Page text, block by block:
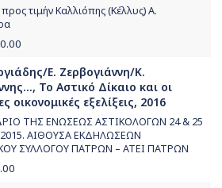
τιμήν Καλλιόπης (Κέλλυς) Α.
Ε. Ζερβογιάννη/Κ.
Το Αστικό Δίκαιο και οι
οικονομικές εξελίξεις, 2016
ΤΗΣ ΕΝΩΣΕΩΣ ΑΣΤΙΚΟΛΟΓΩΝ 24 & 25
ΑΙΘΟΥΣΑ ΕΚΔΗΛΩΣΕΩΝ
ΣΥΛΛΟΓΟΥ ΠΑΤΡΩΝ – ΑΤΕΙ ΠΑΤΡΩΝ